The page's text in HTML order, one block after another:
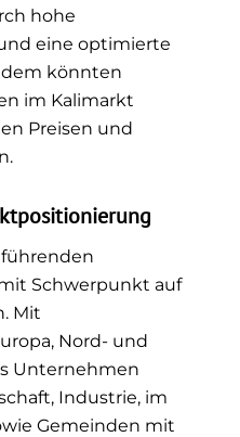
hohe
eine optimierte
könnten
im Kalimarkt
Preisen und
führenden
Schwerpunkt auf
Mit
Nord- und
Unternehmen
Industrie, im
Gemeinden mit